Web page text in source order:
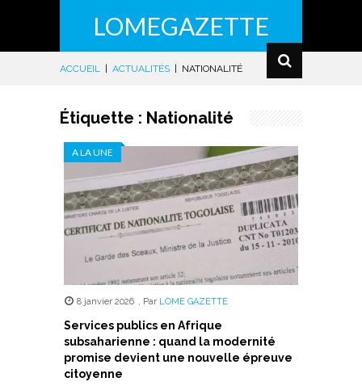
LOMEGAZETTE
ACCUEIL ACTUALITÉS NATIONALITÉ
Étiquette : Nationalité
A LA UNE
8 janvier 2026 , Par LOME GAZETTE
Services publics en Afrique
subsaharienne : quand la modernité
promise devient une nouvelle épreuve
citoyenne